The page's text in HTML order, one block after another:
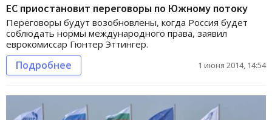
ЕС приостановит переговоры по Южному потоку
Переговоры будут возобновлены, когда Россия будет
соблюдать нормы международного права, заявил
еврокомиссар Гюнтер Эттингер.
Подробнее 1 июня 2014, 14:54